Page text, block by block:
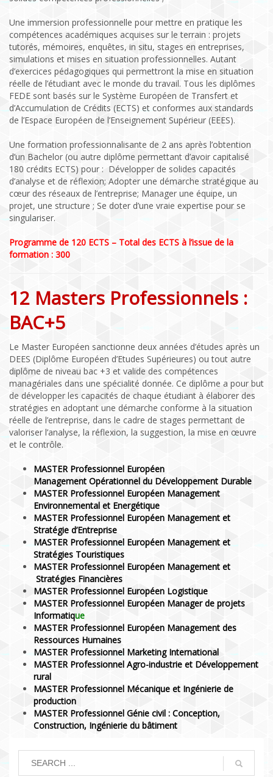
Une immersion professionnelle pour mettre en pratique les
compétences académiques acquises sur le terrain : projets
tutorés, mémoires, enquêtes, in situ, stages en entreprises,
simulations et mises en situation professionnelles. Autant
d’exercices pédagogiques qui permettront la mise en situation
réelle de l’étudiant avec le monde du travail. Tous les diplômes
FEDE sont basés sur le Système Européen de Transfert et
d’Accumulation de Crédits (ECTS) et conformes aux standards
de l’Espace Européen de l’Enseignement Supérieur (EEES).
Une formation professionnalisante de 2 ans après l’obtention
d’un Bachelor (ou autre diplôme permettant d’avoir capitalisé
180 crédits ECTS) pour : Développer de solides capacités
d’analyse et de réflexion; Adopter une démarche stratégique au
cœur des réseaux de l’entreprise; Manager une équipe, un
projet, une structure ; Se doter d’une vraie expertise pour se
singulariser.
Programme de 120 ECTS – Total des ECTS à l’issue de la
formation : 300
12 Masters Professionnels :
BAC+5
Le Master Européen sanctionne deux années d’études après un
DEES (Diplôme Européen d’Etudes Supérieures) ou tout autre
diplôme de niveau bac +3 et valide des compétences
managériales dans une spécialité donnée. Ce diplôme a pour but
de développer les capacités de chaque étudiant à élaborer des
stratégies en adoptant une démarche conforme à la situation
réelle de l’entreprise, dans le cadre de stages permettant de
valoriser l’analyse, la réflexion, la suggestion, la mise en œuvre
et le contrôle.
MASTER Professionnel Européen
Management Opérationnel du Développement Durable
MASTER Professionnel Européen Management
Environnemental et Energétique
MASTER Professionnel Européen Management et
Stratégie d’Entreprise
MASTER Professionnel Européen Management et
Stratégies Touristiques
MASTER Professionnel Européen Management et
Stratégies Financières
MASTER Professionnel Européen Logistique
MASTER Professionnel Européen Manager de projets
Informatique
MASTER Professionnel Européen Management des
Ressources Humaines
MASTER Professionnel Marketing International
MASTER Professionnel Agro-industrie et Développement
rural
MASTER Professionnel Mécanique et Ingénierie de
production
MASTER Professionnel Génie civil : Conception,
Construction, Ingénierie du bâtiment